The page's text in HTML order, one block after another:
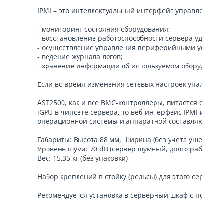
IPMI – это интеллектуальный интерфейс
- мониторинг состояния оборудования;
- восстановление работоспособности сервера
- осуществление управления периферийными
- ведение журнала логов;
- хранение информации об используемом
Если во время изменения сетевых настроек
AST2500, как и все BMC-контроллеры,
iGPU в чипсете сервера, то веб-интерфейс
операционной системы и аппаратной
Габариты: Высота 88 мм, Ширина (без учета
Уровень шума: 70 dB (сервер шумный, долго
Вес: 15,35 кг (без упаковки)
Набор креплений в стойку (рельсы) для этого
Рекомендуется установка в серверный шкаф с